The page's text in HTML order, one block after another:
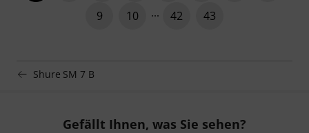
9
10 42 43
Shure SM 7 B
Gefällt Ihnen, was Sie sehen?